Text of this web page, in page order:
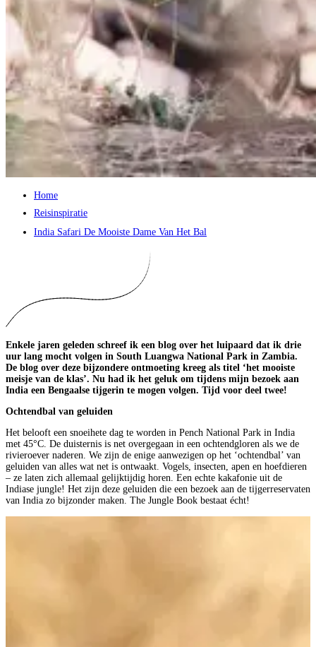
Home
Reisinspiratie
India Safari De Mooiste Dame Van Het Bal
Enkele jaren geleden schreef ik een blog over het luipaard dat ik drie
uur lang mocht volgen in South Luangwa National Park in Zambia.
De blog over deze bijzondere ontmoeting kreeg als titel ‘het mooiste
meisje van de klas’. Nu had ik het geluk om tijdens mijn bezoek aan
India een Bengaalse tijgerin te mogen volgen. Tijd voor deel twee!
Ochtendbal van geluiden
Het belooft een snoeihete dag te worden in Pench National Park in India
met 45°C. De duisternis is net overgegaan in een ochtendgloren als we de
rivieroever naderen. We zijn de enige aanwezigen op het ‘ochtendbal’ van
geluiden van alles wat net is ontwaakt. Vogels, insecten, apen en hoefdieren
– ze laten zich allemaal gelijktijdig horen. Een echte kakafonie uit de
Indiase jungle! Het zijn deze geluiden die een bezoek aan de tijgerreservaten
van India zo bijzonder maken. The Jungle Book bestaat écht!